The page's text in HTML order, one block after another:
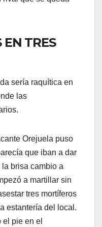
EN TRES
sería raquítica en
las
Orejuela puso
que iban a dar
brisa cambio a
a martillar sin
tres mortíferos
estantería del local.
pie en el